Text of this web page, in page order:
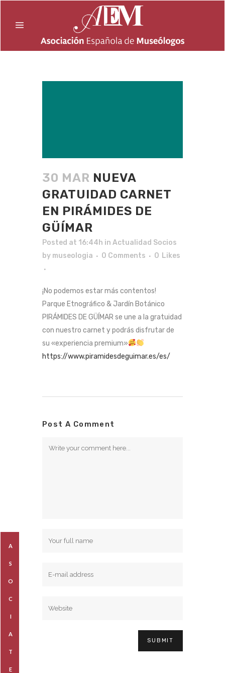
30 MAR NUEVA
GRATUIDAD CARNET
EN PIRÁMIDES DE
GÜÍMAR
Posted at 16:44h in Actualidad Socios
by museologia 0 Comments 0 Likes
¡No podemos estar más contentos!
Parque Etnográfico & Jardín Botánico
PIRÁMIDES DE GÜÍMAR se une a la gratuidad
con nuestro carnet y podrás disfrutar de
su «experiencia premium»
https://www.piramidesdeguimar.es/es/
Post A Comment
A
S
O
C
I
A
T
E